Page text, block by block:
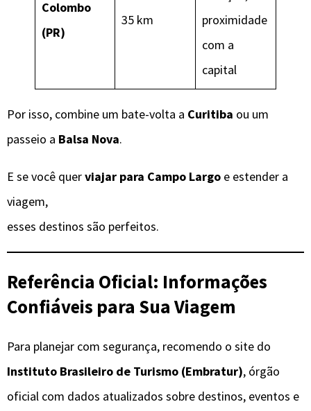
Colombo
(PR)
35 km
proximidade
com a
capital
Por isso, combine um bate-volta a Curitiba ou um
passeio a Balsa Nova.
E se você querviajar para Campo Largo e estender a
viagem,
esses destinos são perfeitos.
Referência Oficial: Informações
Confiáveis para Sua Viagem
Para planejar com segurança, recomendo o site do
Instituto Brasileiro de Turismo (Embratur), órgão
oficial com dados atualizados sobre destinos, eventos e